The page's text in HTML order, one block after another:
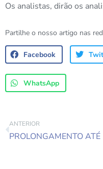
Os analistas, dirão os
Partilhe o nosso artigo nas
Facebook
WhatsApp
ANTERIOR